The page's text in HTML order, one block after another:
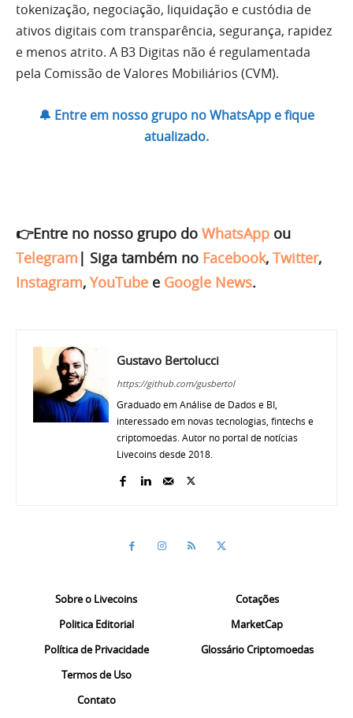
tokenização, negociação, liquidação e custódia de
ativos digitais com transparência, segurança, rapidez
e menos atrito. A B3 Digitas não é regulamentada
pela Comissão de Valores Mobiliários (CVM).
🔔 Entre em nosso grupo no WhatsApp e fique
atualizado.
👉Entre no nosso grupo do WhatsApp ou
Telegram | Siga também no Facebook, Twitter,
Instagram, YouTube e Google News.
Gustavo Bertolucci
https://github.com/gusbertol
Graduado em Análise de Dados e BI,
interessado em novas tecnologias, fintechs e
criptomoedas. Autor no portal de notícias
Livecoins desde 2018.
Sobre o Livecoins
Politica Editorial
Política de Privacidade
Termos de Uso
Contato
Cotações
MarketCap
Glossário Criptomoedas